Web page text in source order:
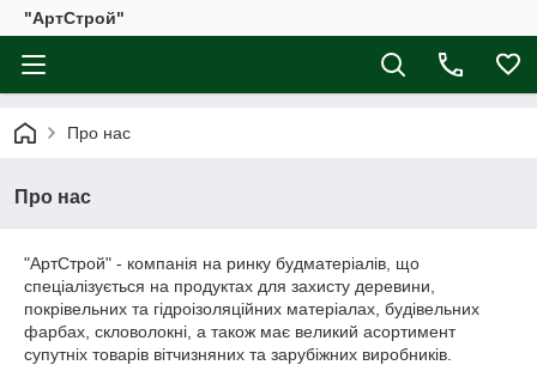
"АртСтрой"
Про нас
Про нас
"АртСтрой" - компанія на ринку будматеріалів, що
спеціалізується на продуктах для захисту деревини,
покрівельних та гідроізоляційних матеріалах, будівельних
фарбах, скловолокні, а також має великий асортимент
супутніх товарів вітчизняних та зарубіжних виробників.